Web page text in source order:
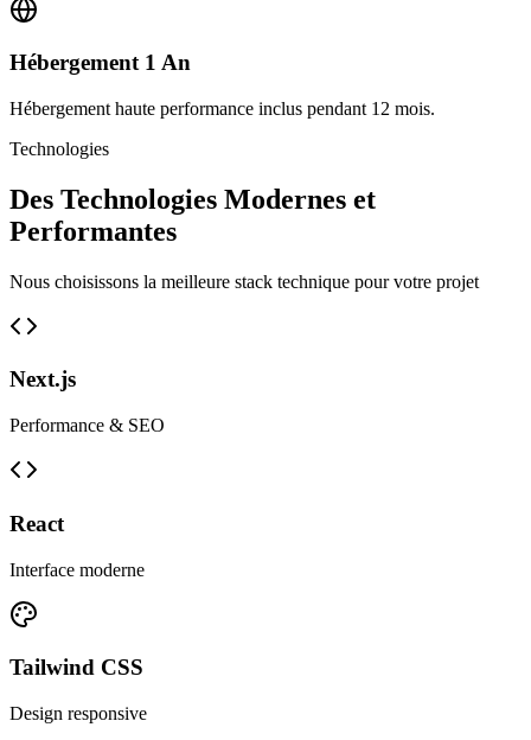
Hébergement 1 An
Hébergement haute performance inclus pendant 12 mois.
Technologies
Des Technologies Modernes et
Performantes
Nous choisissons la meilleure stack technique pour votre projet
Next.js
Performance & SEO
React
Interface moderne
Tailwind CSS
Design responsive